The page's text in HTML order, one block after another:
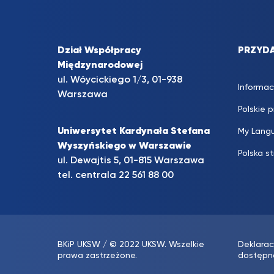
Dział Współpracy
Międzynarodowej
ul. Wóycickiego 1/3, 01-938
Warszawa
Uniwersytet Kardynała Stefana
Wyszyńskiego w Warszawie
ul. Dewajtis 5, 01-815 Warszawa
tel. centrala 22 561 88 00
Polskie
My
Polska
BKiP UKSW / © 2022 UKSW. Wszelkie
prawa zastrzeżone.